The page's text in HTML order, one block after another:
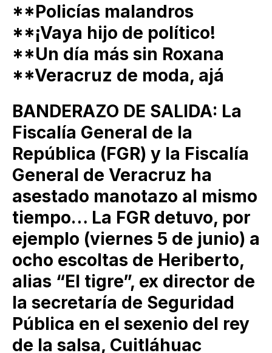
**Policías malandros
**¡Vaya hijo de político!
**Un día más sin Roxana
**Veracruz de moda, ajá
BANDERAZO DE SALIDA: La
Fiscalía General de la
República (FGR) y la Fiscalía
General de Veracruz ha
asestado manotazo al mismo
tiempo… La FGR detuvo, por
ejemplo (viernes 5 de junio) a
ocho escoltas de Heriberto,
alias “El tigre”, ex director de
la secretaría de Seguridad
Pública en el sexenio del rey
de la salsa, Cuitláhuac